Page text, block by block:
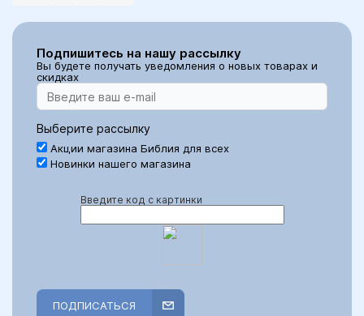
Подпишитесь на нашу рассылку
Вы будете получать уведомления о новых товарах и
скидках
Выберите рассылку
Акции магазина Библия для всех
Новинки нашего магазина
Введите код с картинки
ПОДПИСАТЬСЯ